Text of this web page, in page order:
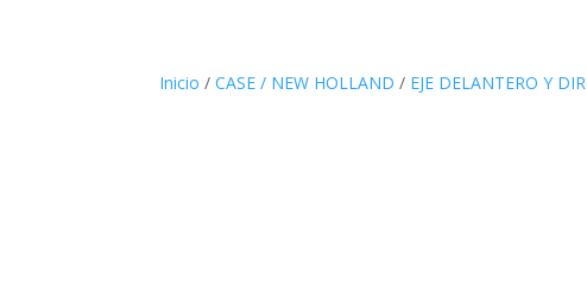
Inicio /CASE / NEW HOLLAND / EJE DELANTERO Y